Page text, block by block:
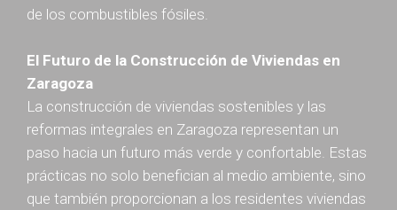
de los combustibles fósiles.
El Futuro de la Construcción de Viviendas en
Zaragoza
La construcción de viviendas sostenibles y las
reformas integrales en Zaragoza representan un
paso hacia un futuro más verde y confortable. Estas
prácticas no solo benefician al medio ambiente, sino
que también proporcionan a los residentes viviendas